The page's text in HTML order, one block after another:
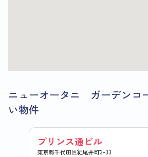
ニューオータニ ガーデンコ
い物件
プリンス通ビル
東京都千代田区紀尾井町3-33